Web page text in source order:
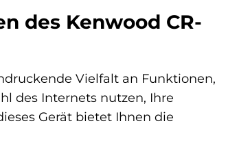
des Kenwood CR-
Vielfalt an Funktionen,
des Internets nutzen, Ihre
Gerät bietet Ihnen die